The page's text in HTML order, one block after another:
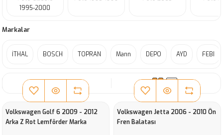
1995-2000
Markalar
İTHAL BOSCH TOPRAN Mann DEPO AYD FEBI
Volkswagen Golf 6 2009 - 2012
Arka Z Rot Lemförder Marka
Volkswagen Jetta 2006 - 2010 Ön
Fren Balatası